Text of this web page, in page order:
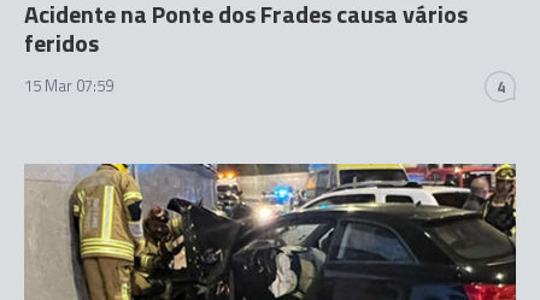
Acidente na Ponte dos Frades causa vários
feridos
15 Mar 07:59 4